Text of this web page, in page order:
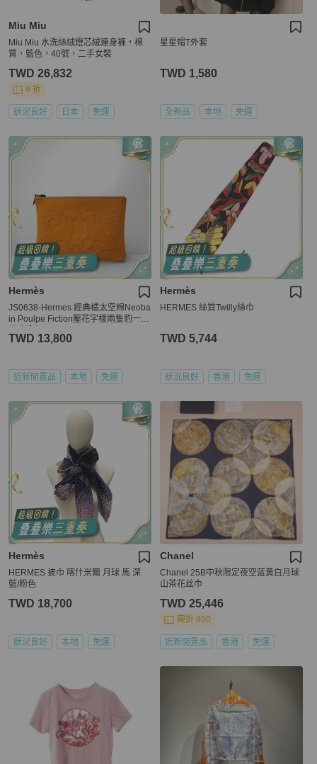
Miu Miu
Miu Miu 水洗絲絨燈芯絨連身褲，棉
質，藍色，40號，二手女裝
TWD 26,832
9 折
狀況良好 日本 免運
星星帽T外套
TWD 1,580
全新品 本地 免運
Hermès
JS0638-Hermes 經典橘太空棉Neoba
in Poulpe Fiction壓花字樣兩隻豹一字
TWD 13,800
近新閒置品 本地 免運
Hermès
HERMES 絲質Twilly絲巾
TWD 5,744
狀況良好 香港 免運
Hermès
HERMES 披巾 喀什米爾 月球 馬 深
藍/粉色
TWD 18,700
狀況良好 本地 免運
Chanel
Chanel 25B中秋限定夜空蓝黄白月球
山茶花丝巾
TWD 25,446
現折 800
近新閒置品 香港 免運